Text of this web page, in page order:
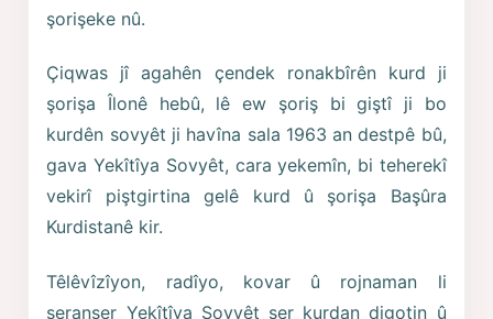
şorişeke nû.
Çiqwas jî agahên çendek ronakbîrên kurd ji
şorişa Îlonê hebû, lê ew şoriş bi giştî ji bo
kurdên sovyêt ji havîna sala 1963 an destpê bû,
gava Yekîtîya Sovyêt, cara yekemîn, bi teherekî
vekirî piştgirtina gelê kurd û şorişa Başûra
Kurdistanê kir.
Têlêvîzîyon, radîyo, kovar û rojnaman li
seranser Yekîtîya Sovyêt ser kurdan digotin û